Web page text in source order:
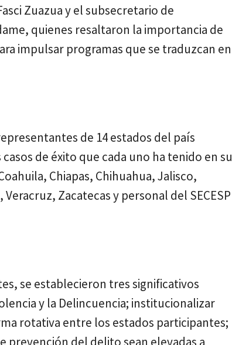
Zuazua y el subsecretario de
quienes resaltaron la importancia de
impulsar programas que se traduzcan en
de 14 estados del país
de éxito que cada uno ha tenido en su
Chiapas, Chihuahua, Jalisco,
Zacatecas y personal del SECESP
se establecieron tres significativos
y la Delincuencia; institucionalizar
rotativa entre los estados participantes;